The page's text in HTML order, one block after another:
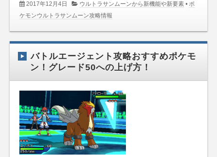
2017年12月4日 ウルトラサンムーンから新機能や新要素 •ポ
ケモンウルトラサンムーン攻略情報
バトルエージェント攻略おすすめポケモ
ン！グレード50への上げ方！